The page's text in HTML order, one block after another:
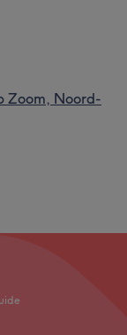
Zoom, Noord-